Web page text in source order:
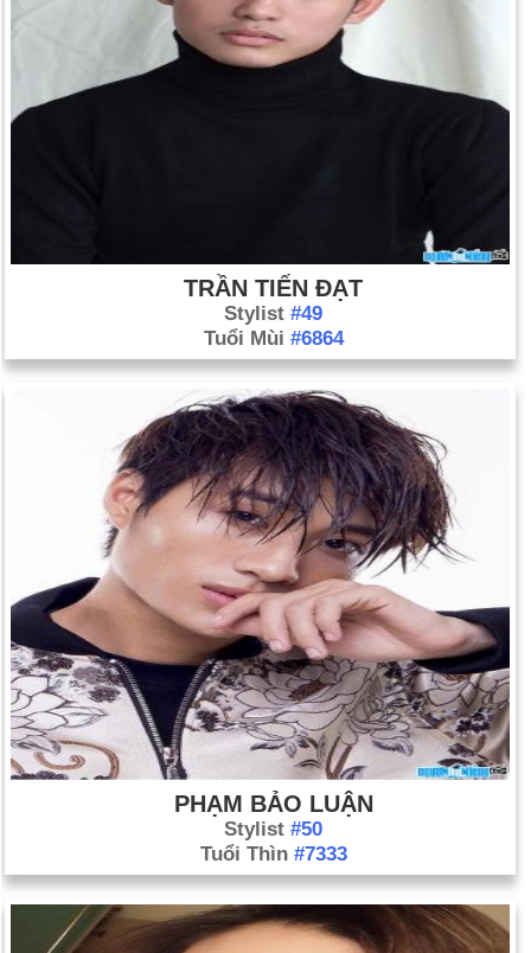
Ngày 15-4 năm 2013:
Hai quả bom đã phát nổ tại cuộc thi
Marathon Boston ở Boston, Massachusetts, khiến 3 người
thiệt mạng và ít nhất 170 người khác bị thương.
TRẦN TIẾN ĐẠT
Stylist #49
Tuổi Mùi #6864
PHẠM BẢO LUẬN
Stylist #50
Tuổi Thìn #7333